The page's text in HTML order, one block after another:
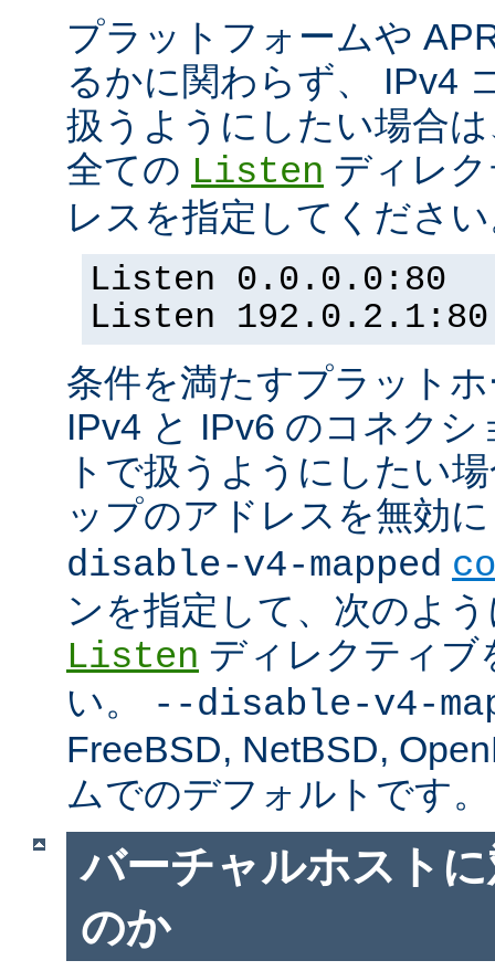
プラットフォームや
るかに関わらず、 IPv4
扱うようにしたい場合
全ての Listen ディレ
レスを指定してくださ
Listen 0.0.0.0:80
Listen 192.0.2.1:80
条件を満たすプラット
IPv4 と IPv6 のコネク
トで扱うようにしたい
ップのアドレスを無効
disable-v4-mapped
ンを指定して、次のよ
Listen ディレクティブ
い。
--disable-v4-
FreeBSD, NetBSD,
ムでのデフォルトです。
バーチャルホスト
のか